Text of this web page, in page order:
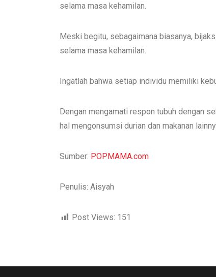
selama masa kehamilan.
Meski begitu, sebagaimana biasanya,
selama masa kehamilan.
Ingatlah bahwa setiap individu memiliki
Dengan mengamati respon tubuh dengan
hal mengonsumsi durian dan makanan
Sumber: POPMAMA.com
Penulis: Aisyah
Post Views: 151